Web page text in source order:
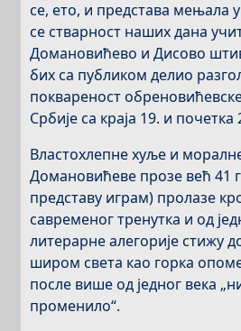
се, ето, и представа мењала у
се стварност наших дана
Домановићево и Дисово
бих са публиком делио
поквареност
Србије са краја 19. и почетка
Властохлепне хуље и
Домановићеве прозе већ 41
представу играм) пролазе
савременог тренутка и од
литерарне алегорије стижу
широм света као горка
после више од једног века
променило“.